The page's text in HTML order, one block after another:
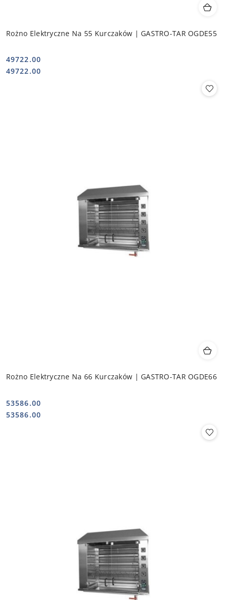
Rożno Elektryczne Na 55 Kurczaków | GASTRO-TAR OGDE55
Cena:
49722.00
Cena:
49722.00
Rożno Elektryczne Na 66 Kurczaków | GASTRO-TAR OGDE66
Cena:
53586.00
Cena:
53586.00